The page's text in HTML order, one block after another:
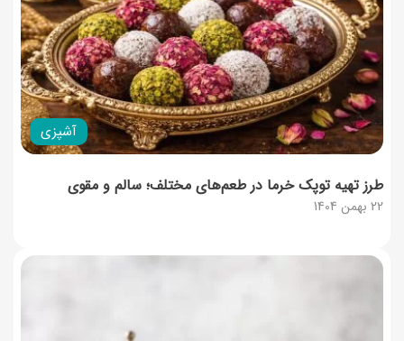
آشپزی
22 بهمن 1404
طرز تهیه توپک خرما در طعم‌های مختلف؛ سالم و مقوی